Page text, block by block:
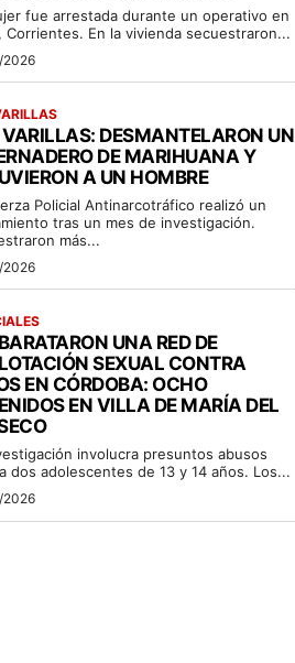
fue arrestada durante un operativo en
Corrientes. En la vivienda secuestraron...
DESMANTELARON UN
DE MARIHUANA Y
A UN HOMBRE
Policial Antinarcotráfico realizó un
tras un mes de investigación.
más...
UNA RED DE
SEXUAL CONTRA
EN CÓRDOBA: OCHO
EN VILLA DE MARÍA DEL
involucra presuntos abusos
dos adolescentes de 13 y 14 años. Los...